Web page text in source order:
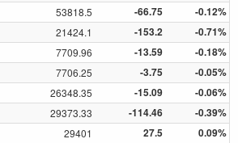
53818.5 -66.75
-0.12%
21424.1 -153.2
-0.71%
7709.96 -13.59
-0.18%
7706.25 -3.75
-0.05%
26348.35 -15.09
-0.06%
29373.33 -114.46
-0.39%
29401 27.5 0.09%